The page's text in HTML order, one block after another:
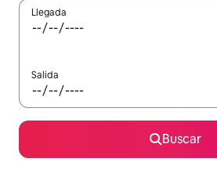
Llegada
Salida
Buscar